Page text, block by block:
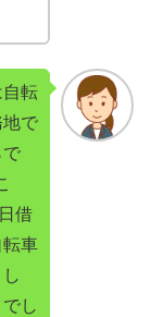
転
で
で
借
転車
し